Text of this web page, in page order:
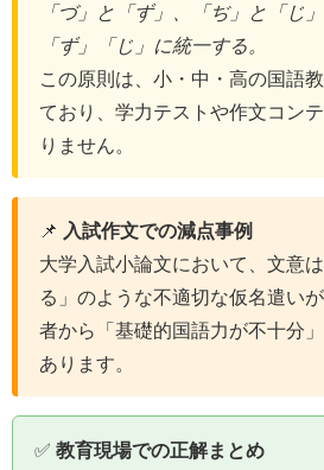
「づ」と「ず」、「ぢ」と「じ
「ず」「じ」に統一する。
この原則は、小・中・高の国語
ており、学力テストや作文コン
りません。
📌
入試作文での減点事例
大学入試小論文において、文意
る」のような不適切な仮名遣い
者から「基礎的国語力が不十分
あります。
✅ 教育現場での正解まとめ